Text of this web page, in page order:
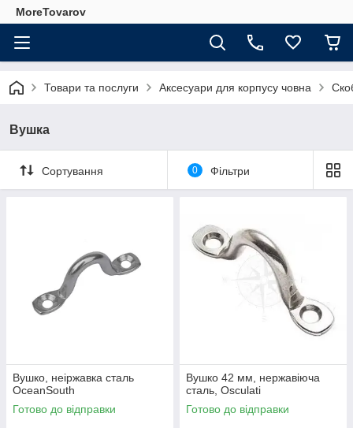
MoreTovarov
Товари та послуги Аксесуари для корпусу човна
Вушка
Сортування 0 Фільтри
Вушко, неіржавка сталь
OceanSouth
Готово до відправки
Вушко 42 мм, нержавіюча
сталь, Osculati
Готово до відправки